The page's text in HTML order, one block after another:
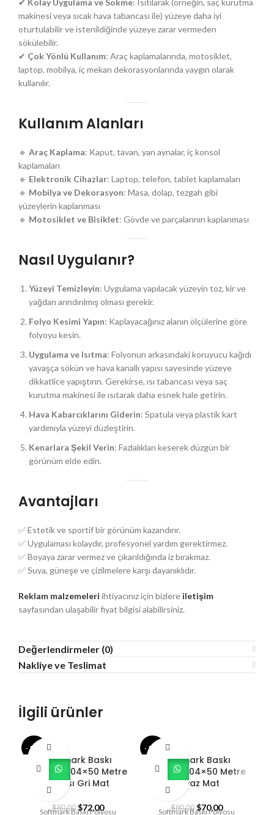
makinesi veya sıcak hava tabancası ile) yüzeye daha iyi
oturtulabilir ve istenildiğinde yüzeye zarar vermeden
sökülebilir.
✔ Çok Yönlü Kullanım: Araç kaplamalarında, motosiklet,
laptop, mobilya, iç mekan dekorasyonlarında yaygın olarak
kullanılır.
Kullanım Alanları
🔹 Araç Kaplama: Kaput, tavan, yan aynalar, iç konsol
kaplamaları
🔹 Elektronik Cihazlar: Laptop, telefon, tablet kaplamaları
🔹 Mobilya ve Dekorasyon: Masa, dolap, tezgah gibi
yüzeylerin kaplanması
🔹 Motosiklet ve Bisiklet: Gövde ve parçalarının kaplanması
Nasıl Uygulanır?
Yüzeyi Temizleyin: Uygulama yapılacak yüzeyin toz, kir ve
yağdan arındırılmış olması gerekir.
Folyo Kesimi Yapın: Kaplayacağınız alanın ölçülerine göre
folyoyu kesin.
Uygulama ve Isıtma: Folyonun arkasındaki koruyucu kağıdı
yavaşça sökün ve hava kanallı yapısı sayesinde yüzeye
dikkatlice yapıştırın. Gerekirse, ısı tabancası veya saç
kurutma makinesi ile ısıtarak daha esnek hale getirin.
Hava Kabarcıklarını Giderin: Spatula veya plastik kart
yardımıyla yüzeyi düzleştirin.
Kenarlara Şekil Verin: Fazlalıkları keserek düzgün bir
görünüm elde edin.
Avantajları
✅ Estetik ve sportif bir görünüm kazandırır.
✅ Uygulaması kolaydır, profesyonel yardım gerektirmez.
✅ Boyaya zarar vermez ve çıkarıldığında iz bırakmaz.
✅ Suya, güneşe ve çizilmelere karşı dayanıklıdır.
Reklam malzemeleri ihtiyacınız için bizlere iletişim
sayfasından ulaşabilir fiyat bilgisi alabilirsiniz.
Değerlendirmeler (0)
Nakliye ve Teslimat
İlgili ürünler
- 10%
Softmark Baskı
Folyosu 1,04×50 Metre
Arkası Gri Mat
$80,00 $72,00
Softmark Baskı Folyosu
- 13%
Softmark Baskı
Folyosu 1,04×50 Metre
Beyaz Mat
$80,00 $70,00
Softmark Baskı Folyosu